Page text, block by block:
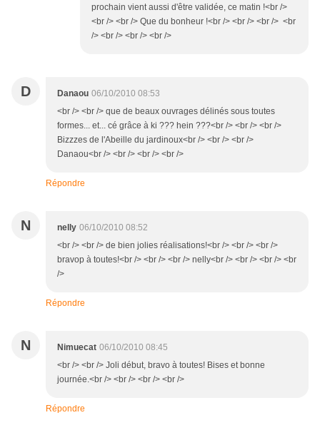
prochain vient aussi d'être validée, ce matin !<br />
<br /> <br /> Que du bonheur !<br /> <br /> <br /> <br
/> <br /> <br /> <br />
D Danaou 06/10/2010 08:53
<br /> <br /> que de beaux ouvrages délinés sous toutes
formes... et... cé grâce à ki ??? hein ???<br /> <br /> <br />
Bizzzes de l'Abeille du jardinoux<br /> <br /> <br />
Danaou<br /> <br /> <br /> <br />
Répondre
N nelly 06/10/2010 08:52
<br /> <br /> de bien jolies réalisations!<br /> <br /> <br />
bravop à toutes!<br /> <br /> <br /> nelly<br /> <br /> <br /> <br
/>
Répondre
N Nimuecat 06/10/2010 08:45
<br /> <br /> Joli début, bravo à toutes! Bises et bonne
journée.<br /> <br /> <br /> <br />
Répondre